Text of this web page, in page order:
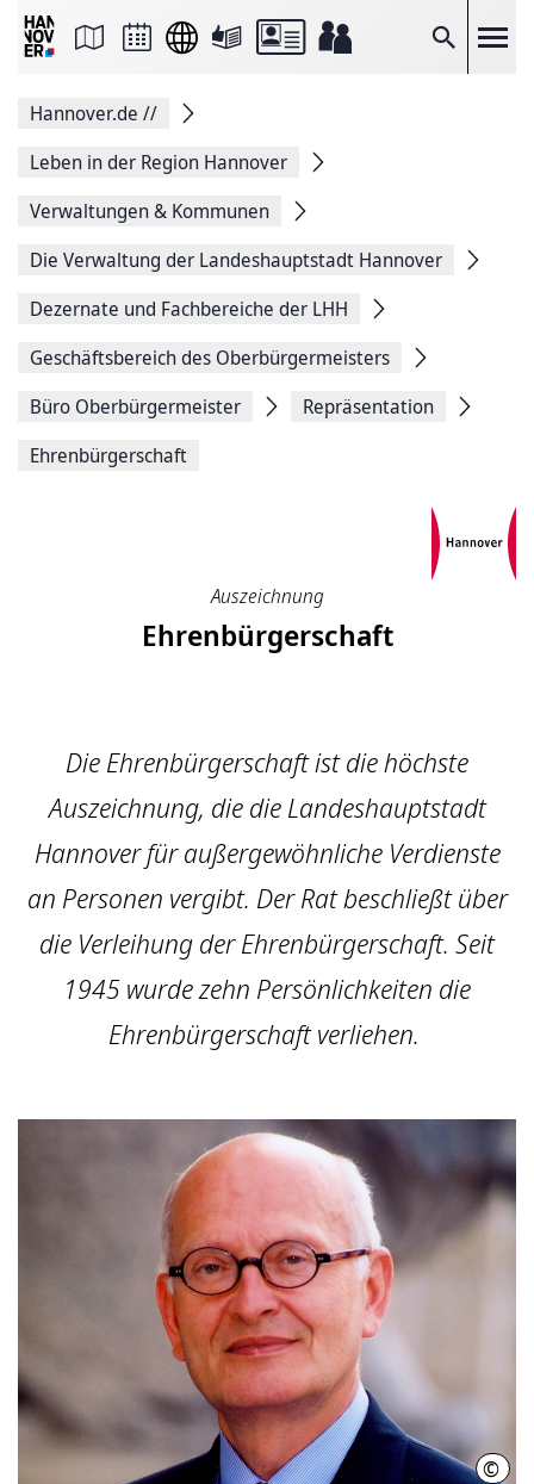
Suche
Seite
Facebook
teilen
Seitenlink
Seite
Hannover.de //
Leben in der Region Hannover
Verwaltungen & Kommunen
Die Verwaltung der Landeshauptstadt Hannover
Dezernate und Fachbereiche der LHH
Geschäftsbereich des Oberbürgermeisters
Büro Oberbürgermeister
Repräsentation
Ehrenbürgerschaft
Auszeichnung
Ehrenbürgerschaft
Die Ehrenbürgerschaft ist die höchste
Auszeichnung, die die Landeshauptstadt
Hannover für außergewöhnliche Verdienste
an Personen vergibt. Der Rat beschließt über
die Verleihung der Ehrenbürgerschaft. Seit
1945 wurde zehn Persönlichkeiten die
Ehrenbürgerschaft verliehen.
©